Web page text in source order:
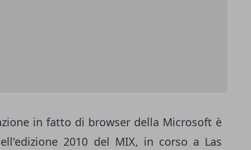
in fatto di browser della Microsoft è
2010 del MIX, in corso a Las